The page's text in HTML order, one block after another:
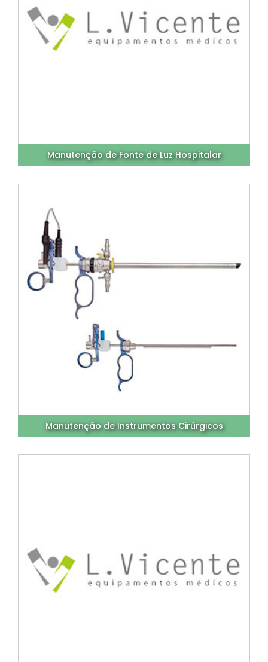
Manutenção de Fonte de Luz Hospitalar
Manutenção de Instrumentos Cirúrgicos